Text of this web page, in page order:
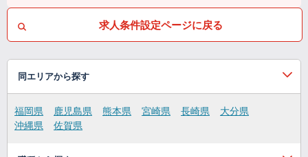
求人条件設定ページに戻る
同エリアから探す
福岡県 鹿児島県 熊本県 宮崎県 長崎県
大分県
沖縄県
佐賀県